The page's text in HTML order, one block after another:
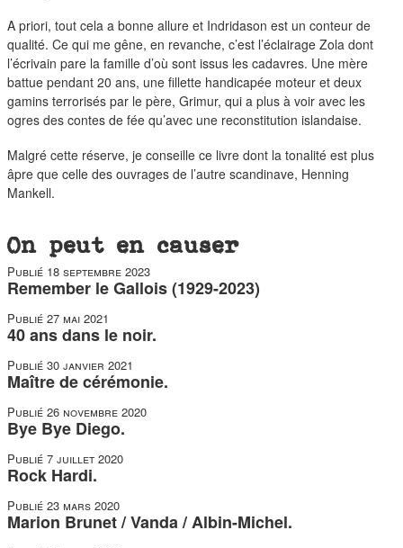
A priori, tout cela a bonne allure et Indridason est un conteur de
qualité. Ce qui me gêne, en revanche, c’est l’éclairage Zola dont
l’écrivain pare la famille d’où sont issus les cadavres. Une mère
battue pendant 20 ans, une fillette handicapée moteur et deux
gamins terrorisés par le père, Grimur, qui a plus à voir avec les
ogres des contes de fée qu’avec une reconstitution islandaise.
Malgré cette réserve, je conseille ce livre dont la tonalité est plus
âpre que celle des ouvrages de l’autre scandinave, Henning
Mankell.
On peut en causer
Publié 18 septembre 2023
Remember le Gallois (1929-2023)
Publié 27 mai 2021
40 ans dans le noir.
Publié 30 janvier 2021
Maître de cérémonie.
Publié 26 novembre 2020
Bye Bye Diego.
Publié 7 juillet 2020
Rock Hardi.
Publié 23 mars 2020
Marion Brunet / Vanda / Albin-Michel.